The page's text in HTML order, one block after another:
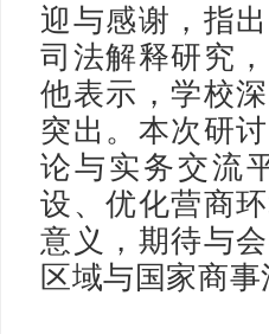
迎与感谢，指
司法解释研究
他表示，学校
突出。本次研
论与实务交流
设、优化营商
意义，期待与
区域与国家商事